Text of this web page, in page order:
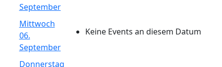
September
Mittwoch
06.
September
Keine Events an diesem Datum
Donnerstag